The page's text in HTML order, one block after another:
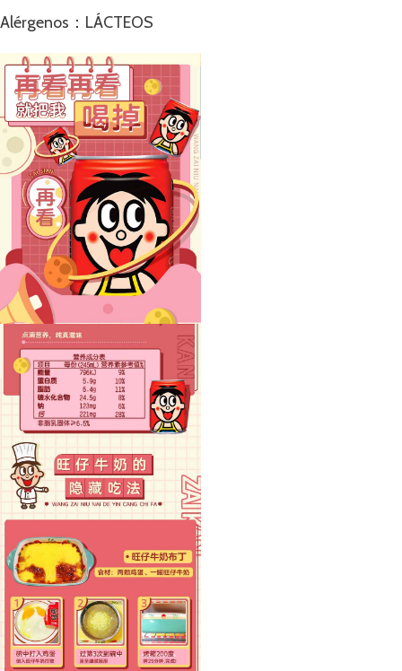
Alérgenos：LÁCTEOS